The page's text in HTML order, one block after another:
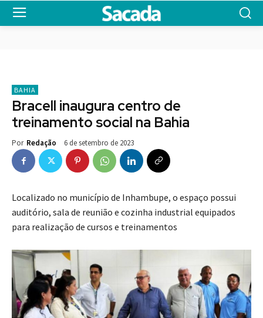
BAHIA
Bracell inaugura centro de
treinamento social na Bahia
Por Redação 6 de setembro de 2023
Localizado no município de Inhambupe, o espaço possui
auditório, sala de reunião e cozinha industrial equipados
para realização de cursos e treinamentos